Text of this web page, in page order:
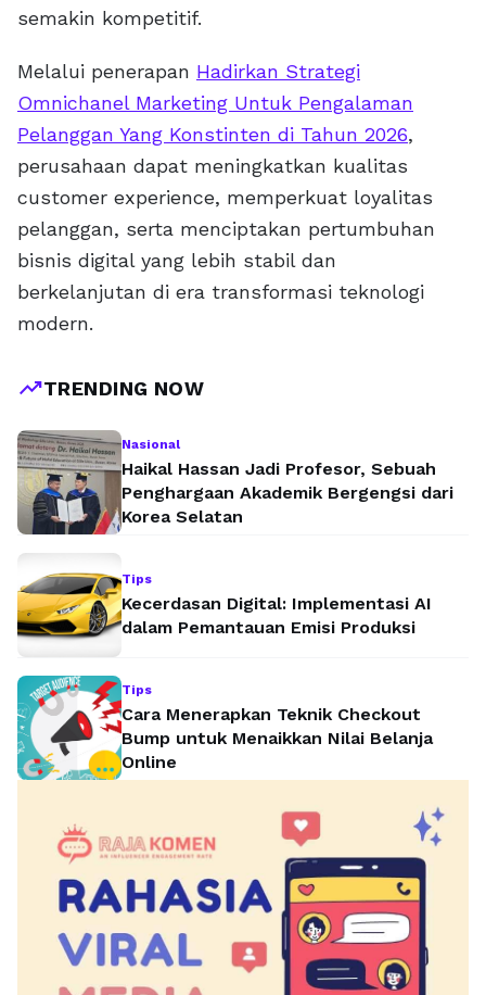
semakin kompetitif.
Melalui penerapan Hadirkan Strategi
Omnichanel Marketing Untuk Pengalaman
Pelanggan Yang Konstinten di Tahun 2026,
perusahaan dapat meningkatkan kualitas
customer experience, memperkuat loyalitas
pelanggan, serta menciptakan pertumbuhan
bisnis digital yang lebih stabil dan
berkelanjutan di era transformasi teknologi
modern.
trending_upTRENDING NOW
Nasional
Haikal Hassan Jadi Profesor, Sebuah
Penghargaan Akademik Bergengsi dari
Korea Selatan
Tips
Kecerdasan Digital: Implementasi AI
dalam Pemantauan Emisi Produksi
Tips
Cara Menerapkan Teknik Checkout
Bump untuk Menaikkan Nilai Belanja
Online